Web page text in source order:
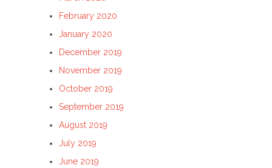
February 2020
January 2020
December 2019
November 2019
October 2019
September 2019
August 2019
July 2019
June 2019